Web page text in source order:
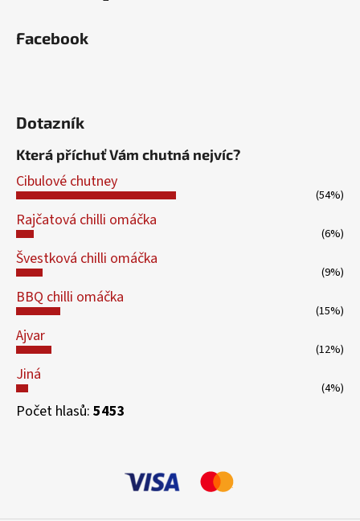
Facebook
Dotazník
Která příchuť Vám chutná nejvíc?
Cibulové chutney
(54%)
Rajčatová chilli omáčka
(6%)
Švestková chilli omáčka
(9%)
BBQ chilli omáčka
(15%)
Ajvar
(12%)
Jiná
(4%)
Počet hlasů: 5453